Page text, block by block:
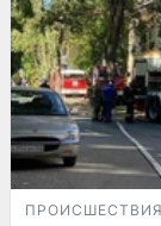
ПРОИСШЕСТВИЯ